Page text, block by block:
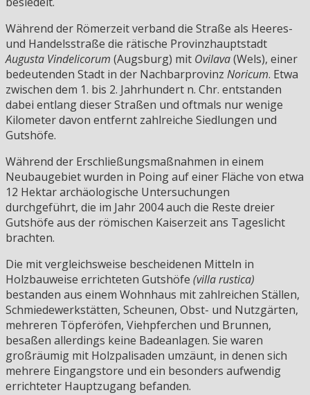
Während der Römerzeit verband die Straße als Heeres-
und Handelsstraße die rätische Provinzhauptstadt
Augusta Vindelicorum (Augsburg) mit Ovilava(Wels), einer
bedeutenden Stadt in der Nachbarprovinz Noricum. Etwa
zwischen dem 1. bis 2. Jahrhundert n. Chr. entstanden
dabei entlang dieser Straßen und oftmals nur wenige
Kilometer davon entfernt zahlreiche Siedlungen und
Gutshöfe.
Während der Erschließungsmaßnahmen in einem
Neubaugebiet wurden in Poing auf einer Fläche von etwa
12 Hektar archäologische Untersuchungen
durchgeführt, die im Jahr 2004 auch die Reste dreier
Gutshöfe aus der römischen Kaiserzeit ans Tageslicht
brachten.
Die mit vergleichsweise bescheidenen Mitteln in
Holzbauweise errichteten Gutshöfe (villa rustica)
bestanden aus einem Wohnhaus mit zahlreichen Ställen,
Schmiedewerkstätten, Scheunen, Obst- und Nutzgärten,
mehreren Töpferöfen, Viehpferchen und Brunnen,
besaßen allerdings keine Badeanlagen. Sie waren
großräumig mit Holzpalisaden umzäunt, in denen sich
mehrere Eingangstore und ein besonders aufwendig
errichteter Hauptzugang befanden.